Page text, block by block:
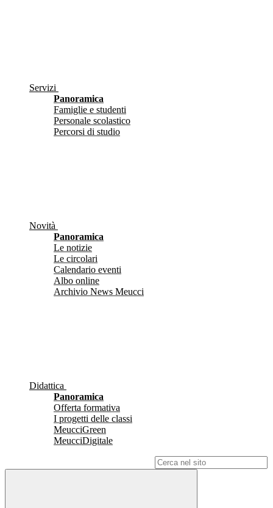
Servizi
Panoramica
Famiglie e studenti
Personale scolastico
Percorsi di studio
Novità
Panoramica
Le notizie
Le circolari
Calendario eventi
Albo online
Archivio News Meucci
Didattica
Panoramica
Offerta formativa
I progetti delle classi
MeucciGreen
MeucciDigitale